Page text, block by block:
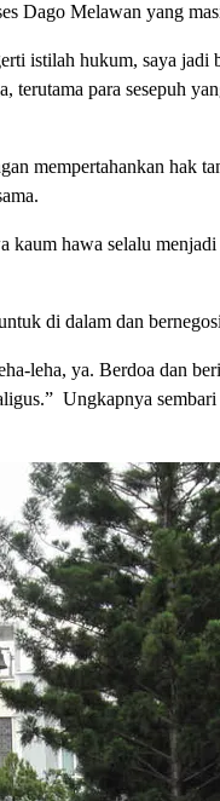
Dago Melawan yang
istilah hukum, saya jadi
para sesepuh
mempertahankan hak
hawa selalu
di dalam dan
leha, ya. Berdoa dan
Ungkapnya